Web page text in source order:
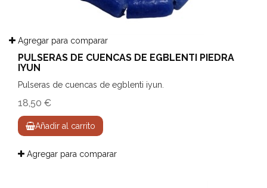
Agregar para comparar
PULSERAS DE CUENCAS DE EGBLENTI PIEDRA
IYUN
Pulseras de cuencas de egblenti iyun.
18,50 €
Añadir al carrito
Agregar para comparar